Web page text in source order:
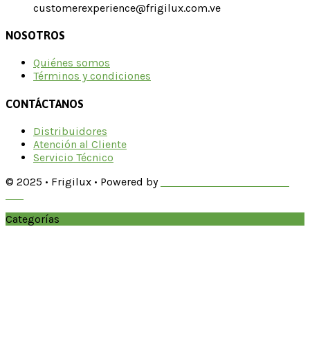
customerexperience@frigilux.com.ve
NOSOTROS
Quiénes somos
Términos y condiciones
CONTÁCTANOS
Distribuidores
Atención al Cliente
Servicio Técnico
© 2025 • Frigilux • Powered by
Categorías